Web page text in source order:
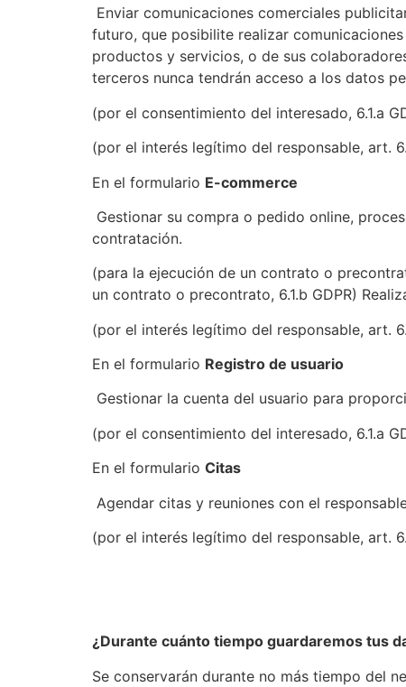
Enviar comunicaciones comerciales
futuro, que posibilite realizar
productos y servicios, o de sus
terceros nunca tendrán acceso a los datos
(por el consentimiento del interesado, 6.1.a
(por el interés legítimo del responsable, art.
En el formulario E-commerce
Gestionar su compra o pedido online,
contratación.
(para la ejecución de un contrato o
un contrato o precontrato, 6.1.b GDPR)
(por el interés legítimo del responsable, art.
En el formulario Registro de usuario
Gestionar la cuenta del usuario para
(por el consentimiento del interesado, 6.1.a
En el formulario Citas
Agendar citas y reuniones con el
(por el interés legítimo del responsable, art.
¿Durante cuánto tiempo guardaremos tus
Se conservarán durante no más tiempo del